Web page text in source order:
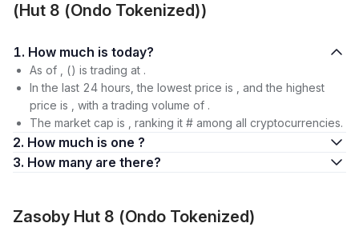
(Hut 8 (Ondo Tokenized))
1. How much is today?
As of , () is trading at .
In the last 24 hours, the lowest price is , and the highest
price is , with a trading volume of .
The market cap is , ranking it # among all cryptocurrencies.
2. How much is one ?
3. How many are there?
Zasoby Hut 8 (Ondo Tokenized)